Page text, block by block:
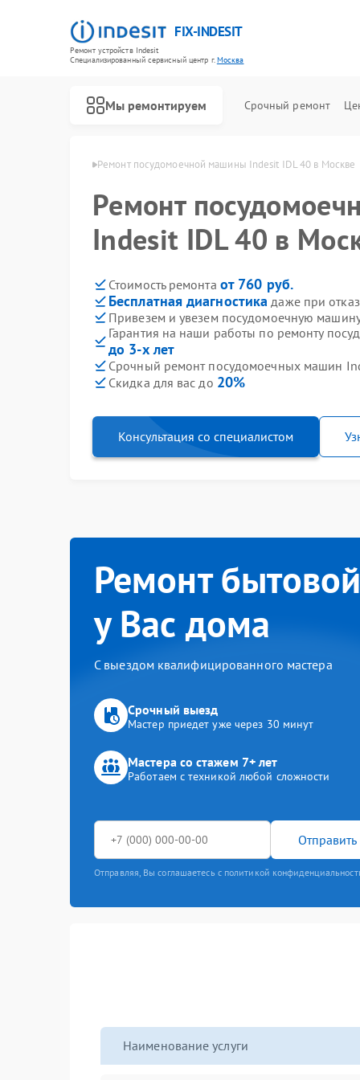
FIX-INDESIT
Ремонт устройств Indesit
Специализированный cервисный центр г.Москва
Мы ремонтируем Срочный ремонт
Indesit в Москве Ремонт посудомоечной машины Indesit IDL 40 в Москве
Ремонт
Indesit IDL 40 в
Стоимость ремонта от 760 руб.
Бесплатная диагностика даже при
Привезем и увезем посудомоечную
Гарантия на наши работы по ремонту
до 3-х лет
Срочный ремонт посудомоечных машин
Скидка для вас до 20%
Консультация со специалистом
Ремонт
у Вас дома
С выездом квалифицированного мастера
Срочный выезд
Мастер приедет уже через 30 минут
Мастера со стажем 7+ лет
Работаем с техникой любой сложности
Отправить
Отправляя, Вы соглашаетесь с политикой
Наименование услуги